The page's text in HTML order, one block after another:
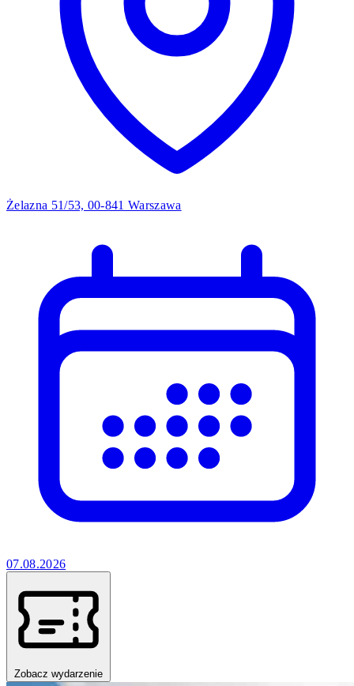
Żelazna 51/53, 00-841 Warszawa
07.08.2026
Zobacz wydarzenie